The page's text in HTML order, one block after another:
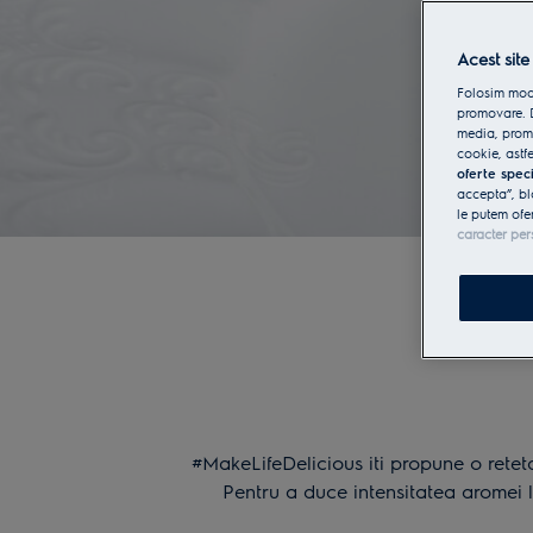
#MakeLifeDelicious iti propune o
Pentru a duce intensitatea
Acest
Folosim
promovare.
media,
cookie,
oferte
accepta”,
le putem
caracter